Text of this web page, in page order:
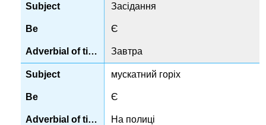
Засідання
Є
Завтра
мускатний горіх
Є
На полиці